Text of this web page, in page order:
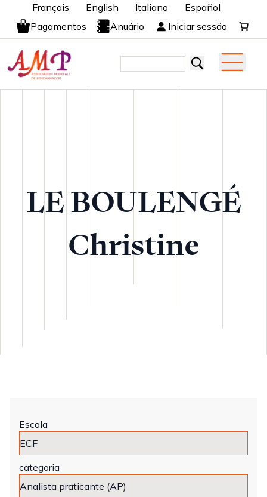
Français English Italiano
Español
Pagamentos
Anuário Iniciar sessão
LE BOULENGÉ
Christine
Escola
categoria